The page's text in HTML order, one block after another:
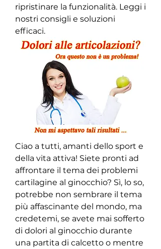
ripristinare la funzionalità. Leggi i
nostri consigli e soluzioni
efficaci.
Ciao a tutti, amanti dello sport e
della vita attiva! Siete pronti ad
affrontare il tema dei problemi
cartilagine al ginocchio? Sì, lo so,
potrebbe non sembrare il tema
più affascinante del mondo, ma
credetemi, se avete mai sofferto
di dolori al ginocchio durante
una partita di calcetto o mentre